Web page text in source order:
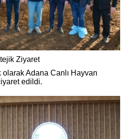
Ziyaret
olarak Adana Canlı Hayvan
edildi.